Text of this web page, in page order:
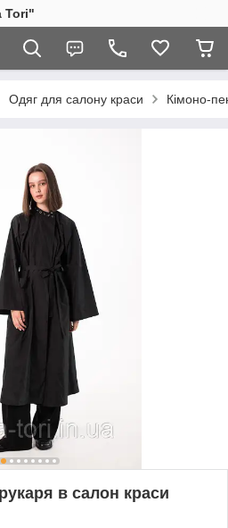
Tori"
Одяг для салону краси Кімоно-
в салон краси